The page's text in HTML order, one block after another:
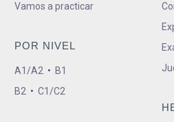
Vamos a practicar
POR NIVEL
A1/A2 • B1
B2 • C1/C2